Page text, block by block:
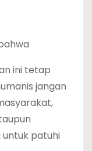
ini tetap
jangan
patuhi